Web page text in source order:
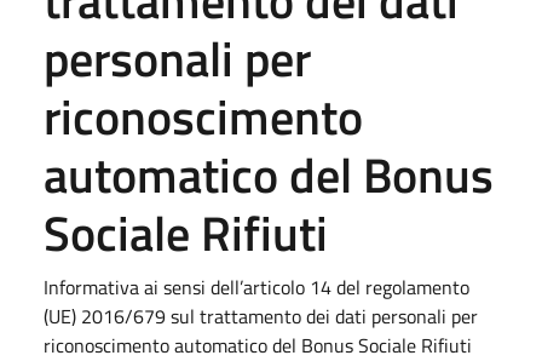
personali per
riconoscimento
automatico del Bonus
Sociale Rifiuti
Informativa ai sensi dell’articolo 14 del regolamento
(UE) 2016/679 sul trattamento dei dati personali per
riconoscimento automatico del Bonus Sociale Rifiuti